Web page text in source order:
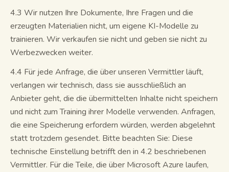
4.3 Wir nutzen Ihre Dokumente, Ihre Fragen und die
erzeugten Materialien nicht, um eigene KI-Modelle zu
trainieren. Wir verkaufen sie nicht und geben sie nicht zu
Werbezwecken weiter.
4.4 Für jede Anfrage, die über unseren Vermittler läuft,
verlangen wir technisch, dass sie ausschließlich an
Anbieter geht, die die übermittelten Inhalte nicht speichern
und nicht zum Training ihrer Modelle verwenden. Anfragen,
die eine Speicherung erfordern würden, werden abgelehnt
statt trotzdem gesendet. Bitte beachten Sie: Diese
technische Einstellung betrifft den in 4.2 beschriebenen
Vermittler. Für die Teile, die über Microsoft Azure laufen,